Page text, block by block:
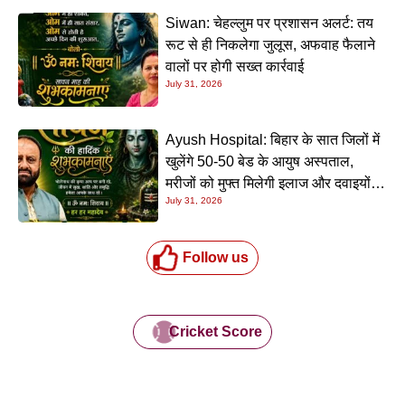
Siwan: चेहल्लुम पर प्रशासन अलर्ट: तय
रूट से ही निकलेगा जुलूस, अफवाह फैलाने
वालों पर होगी सख्त कार्रवाई
July 31, 2026
Ayush Hospital: बिहार के सात जिलों में
खुलेंगे 50-50 बेड के आयुष अस्पताल,
मरीजों को मुफ्त मिलेगी इलाज और दवाइयों
की सुविधा
July 31, 2026
Follow us
Cricket Score